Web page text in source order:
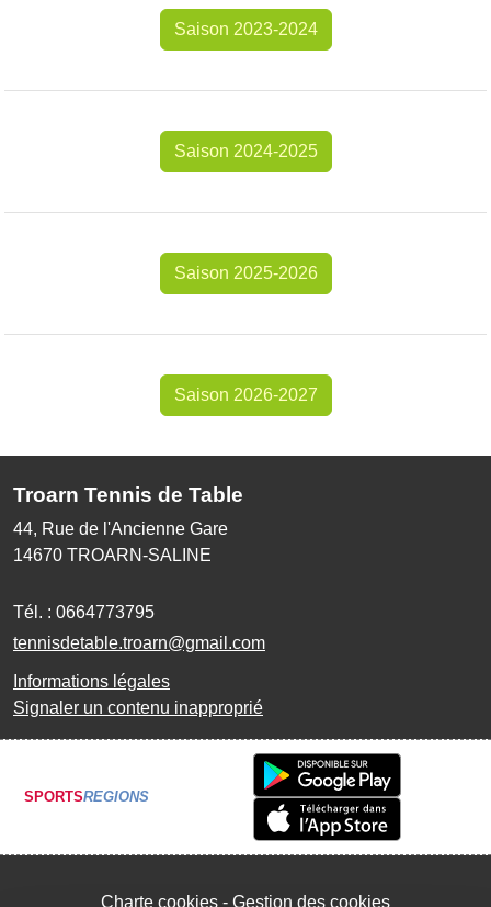
Saison 2023-2024
Saison 2024-2025
Saison 2025-2026
Saison 2026-2027
Troarn Tennis de Table
44, Rue de l'Ancienne Gare
14670 TROARN-SALINE
Tél. : 0664773795
tennisdetable.troarn@gmail.com
Informations légales
Signaler un contenu inapproprié
SPORTSREGIONS
Charte cookies Gestion des cookies